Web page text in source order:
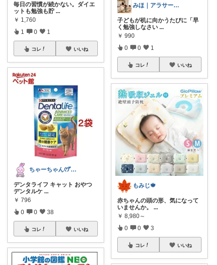
毎日の習慣が続かない。ダイエ
ットも勉強も貯 ...
￥ 1,760
1 0 1
コレ いいね
ちゃーちゃん‪ꯁꯧありがとう🫶🏻💕
デンタライフ キャット おやつ
デンタルケ ...
￥ 796
0 0 38
コレ いいね
みほ｜アラサー主婦｜共働き｜2児育児中
子どもが机に向かうたびに「早
く勉強しなさい ...
￥ 990
0 0 1
コレ いいね
もみじ🍁
赤ちゃんの頭の形、気になって
いませんか。 ...
￥ 8,980～
0 0 3
コレ いいね